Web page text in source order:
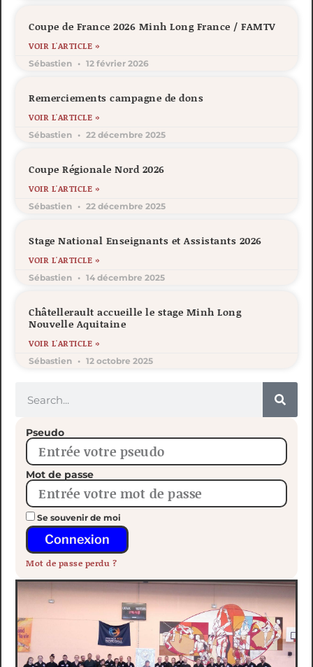
Coupe de France 2026 Minh Long France / FAMTV
VOIR L'ARTICLE »
Sébastien 12 février 2026
Remerciements campagne de dons
VOIR L'ARTICLE »
Sébastien 22 décembre 2025
Coupe Régionale Nord 2026
VOIR L'ARTICLE »
Sébastien 22 décembre 2025
Stage National Enseignants et Assistants 2026
VOIR L'ARTICLE »
Sébastien 14 décembre 2025
Châtellerault accueille le stage Minh Long
Nouvelle Aquitaine
VOIR L'ARTICLE »
Sébastien 12 octobre 2025
Pseudo
Mot de passe
Se souvenir de moi
Connexion
Mot de passe perdu ?
Stage National Minh Long Tous Niveaux au Touquet